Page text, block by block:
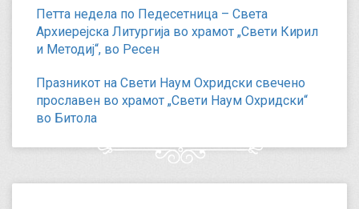
Петта недела по Педесетница – Света
Архиерејска Литургија во храмот „Свети Кирил
и Методиј“, во Ресен
Празникот на Свети Наум Охридски свечено
прославен во храмот „Свети Наум Охридски“
во Битола